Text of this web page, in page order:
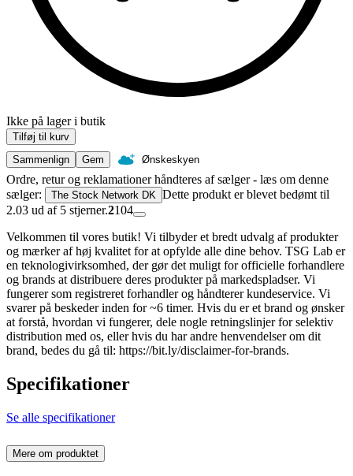
Ikke på lager i butik
Tilføj til kurv
Sammenlign
Gem Ønskeskyen
Ordre, retur og reklamationer håndteres af sælger - læs om denne
sælger:
The Stock Network DK Dette produkt er blevet bedømt til
2.03 ud af 5 stjerner.2104
Velkommen til vores butik! Vi tilbyder et bredt udvalg af produkter
og mærker af høj kvalitet for at opfylde alle dine behov. TSG Lab er
en teknologivirksomhed, der gør det muligt for officielle forhandlere
og brands at distribuere deres produkter på markedspladser. Vi
fungerer som registreret forhandler og håndterer kundeservice. Vi
svarer på beskeder inden for ~6 timer. Hvis du er et brand og ønsker
at forstå, hvordan vi fungerer, dele nogle retningslinjer for selektiv
distribution med os, eller hvis du har andre henvendelser om dit
brand, bedes du gå til: https://bit.ly/disclaimer-for-brands.
Specifikationer
Se alle specifikationer
Mere om produktet